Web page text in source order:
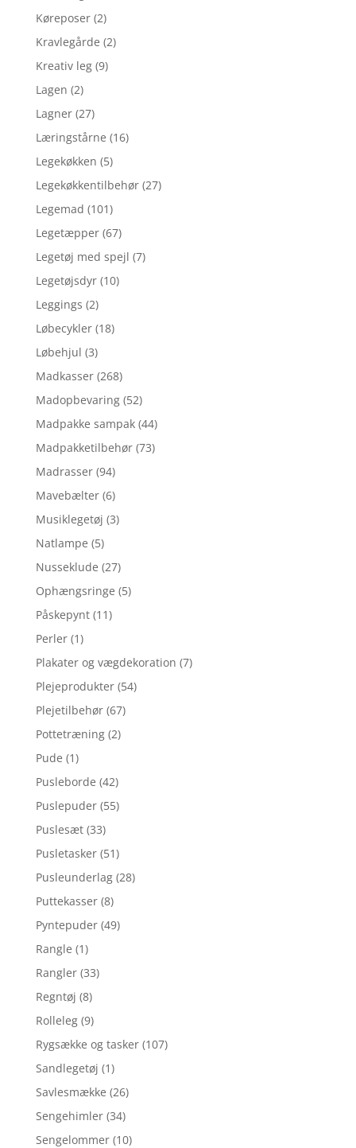
Køreposer (2)
Kravlegårde (2)
Kreativ leg (9)
Lagen (2)
Lagner (27)
Læringstårne (16)
Legekøkken (5)
Legekøkkentilbehør (27)
Legemad (101)
Legetæpper (67)
Legetøj med spejl (7)
Legetøjsdyr (10)
Leggings (2)
Løbecykler (18)
Løbehjul (3)
Madkasser (268)
Madopbevaring (52)
Madpakke sampak (44)
Madpakketilbehør (73)
Madrasser (94)
Mavebælter (6)
Musiklegetøj (3)
Natlampe (5)
Nusseklude (27)
Ophængsringe (5)
Påskepynt (11)
Perler (1)
Plakater og vægdekoration (7)
Plejeprodukter (54)
Plejetilbehør (67)
Pottetræning (2)
Pude (1)
Pusleborde (42)
Puslepuder (55)
Puslesæt (33)
Pusletasker (51)
Pusleunderlag (28)
Puttekasser (8)
Pyntepuder (49)
Rangle (1)
Rangler (33)
Regntøj (8)
Rolleleg (9)
Rygsække og tasker (107)
Sandlegetøj (1)
Savlesmække (26)
Sengehimler (34)
Sengelommer (10)